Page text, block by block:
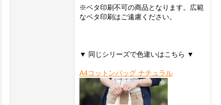
※ベタ印刷不可の商品となります。広範
なベタ印刷はご遠慮ください。
▼ 同じシリーズで色違いはこちら ▼
A4コットンバッグ ナチュラル